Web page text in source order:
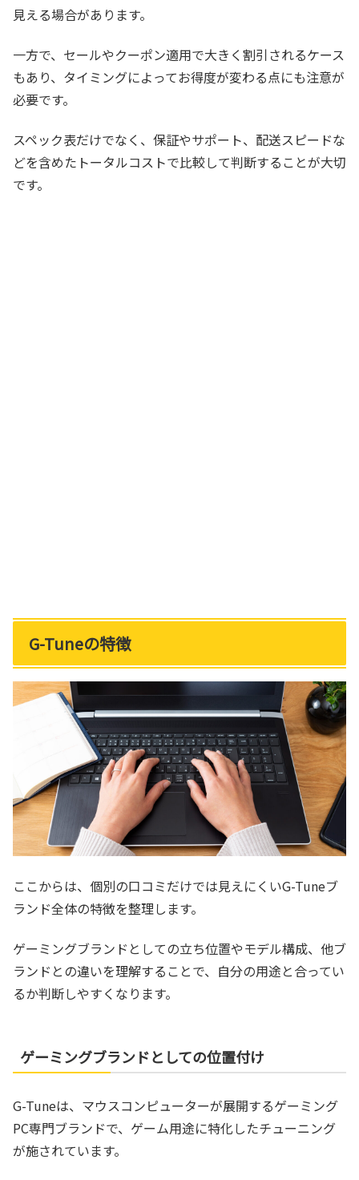
見える場合があります。
一方で、セールやクーポン適用で大きく割引されるケース
もあり、タイミングによってお得度が変わる点にも注意が
必要です。
スペック表だけでなく、保証やサポート、配送スピードな
どを含めたトータルコストで比較して判断することが大切
です。
G-Tuneの特徴
ここからは、個別の口コミだけでは見えにくいG-Tuneブ
ランド全体の特徴を整理します。
ゲーミングブランドとしての立ち位置やモデル構成、他ブ
ランドとの違いを理解することで、自分の用途と合ってい
るか判断しやすくなります。
ゲーミングブランドとしての位置付け
G-Tuneは、マウスコンピューターが展開するゲーミング
PC専門ブランドで、ゲーム用途に特化したチューニング
が施されています。